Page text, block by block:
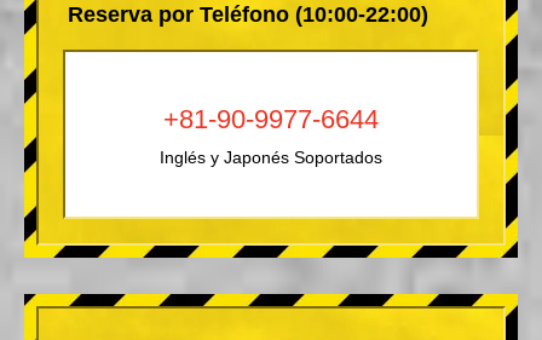
Reserva por Teléfono (10:00-22:00)
+81-90-9977-6644
Inglés y Japonés Soportados